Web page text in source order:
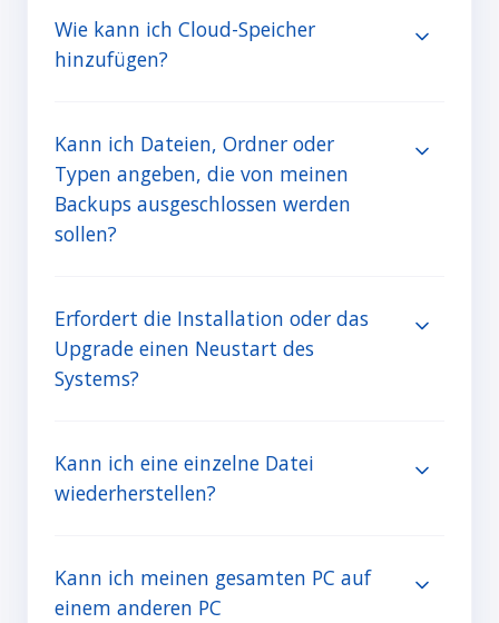
Wie kann ich Cloud-Speicher
hinzufügen?
Kann ich Dateien, Ordner oder
Typen angeben, die von meinen
Backups ausgeschlossen werden
sollen?
Erfordert die Installation oder das
Upgrade einen Neustart des
Systems?
Kann ich eine einzelne Datei
wiederherstellen?
Kann ich meinen gesamten PC auf
einem anderen PC